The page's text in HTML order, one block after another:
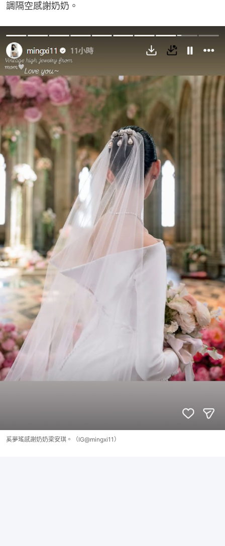
調隔空感謝奶奶。
奚夢瑤感謝奶奶梁安琪。（IG@mingxi11）